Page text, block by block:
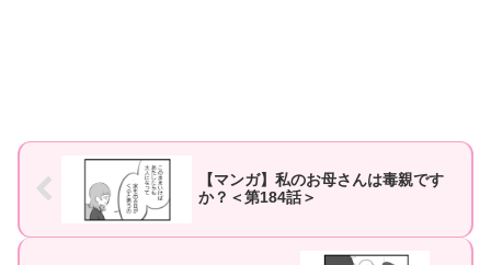
【マンガ】私のお母さんは毒親です
か？＜第184話＞